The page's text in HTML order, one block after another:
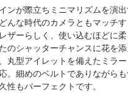
が際立ちミニマリズムを演出
んな時代のカメラともマッチ
ザーらしく、使い込むほどに
のシャッターチャンスに花を
丸型アイレットを備えたミラ
。細めのベルトでありながら
性もパーフェクトです。